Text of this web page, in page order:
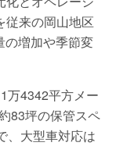
従来の岡山地区
の増加や季節変
万4342平方メー
83坪の保管スペ
、大型車対応は